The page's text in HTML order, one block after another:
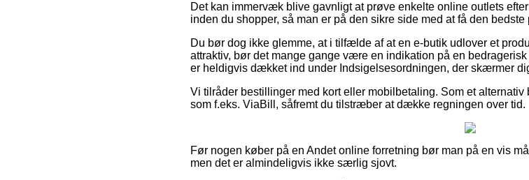
Det kan immervæk blive gavnligt at prøve enkelte online outlets
inden du shopper, så man er på den sikre side med at få den bedste
Du bør dog ikke glemme, at i tilfælde af at en e-butik udlover et
attraktiv, bør det mange gange være en indikation på en
er heldigvis dækket ind under Indsigelsesordningen, der skærmer
Vi tilråder bestillinger med kort eller mobilbetaling. Som et
som f.eks. ViaBill, såfremt du tilstræber at dække regningen over tid.
Før nogen køber på en Andet online forretning bør man på en vis
men det er almindeligvis ikke særlig sjovt.